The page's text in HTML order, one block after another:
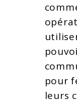
pour
leurs